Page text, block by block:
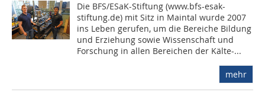
Die BFS/ESaK-Stiftung (www.bfs-esak-
stiftung.de) mit Sitz in Maintal wurde 2007
ins Leben gerufen, um die Bereiche Bildung
und Erziehung sowie Wissenschaft und
Forschung in allen Bereichen der Kälte-...
mehr